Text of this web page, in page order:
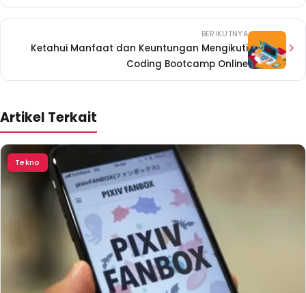
BERIKUTNYA
Ketahui Manfaat dan Keuntungan Mengikuti
Coding Bootcamp Online
Artikel Terkait
Tekno